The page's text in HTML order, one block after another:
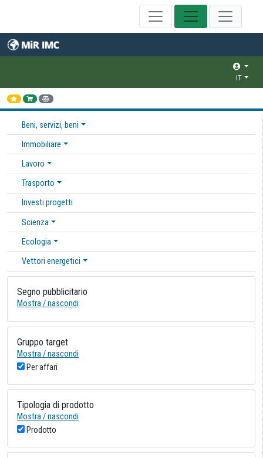
IT
Beni, servizi, beni
Immobiliare
Lavoro
Trasporto
Investi progetti
Scienza
Ecologia
Vettori energetici
Segno pubblicitario
Mostra / nascondi
Gruppo target
Mostra / nascondi
Per affari
Tipologia di prodotto
Mostra / nascondi
Prodotto